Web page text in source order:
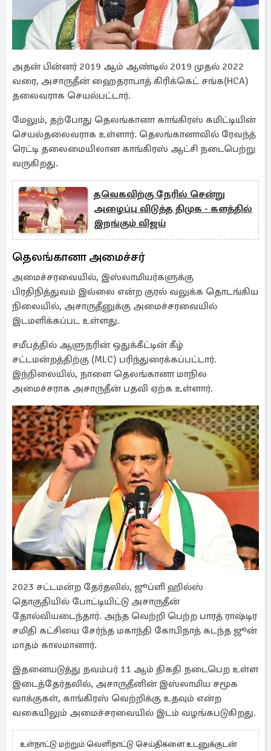
அதன் பின்னர் 2019 ஆம் ஆண்டில் 2019 முதல் 2022
வரை, அசாருதீன் ஹைதராபாத் கிரிக்கெட் சங்க(HCA)
தலைவராக செயல்பட்டார்.
மேலும், தற்போது தெலங்கானா காங்கிரஸ் கமிட்டியின்
செயல்தலைவராக உள்ளார். தெலங்கானாவில் ரேவந்த்
ரெட்டி தலைமையிலான காங்கிரஸ் ஆட்சி நடைபெற்று
வருகிறது.
தவெகவிற்கு நேரில் சென்று
அழைப்பு விடுத்த திமுக - களத்தில்
இறங்கும் விஜய்
தெலங்கானா அமைச்சர்
அமைச்சரவையில், இஸ்லாமியர்களுக்கு
பிரதிநித்துவம் இல்லை என்ற குரல் வலுக்க தொடங்கிய
நிலையில், அசாருதீனுக்கு அமைச்சரவையில்
இடமளிக்கப்பட உள்ளது.
சமீபத்தில் ஆளுநரின் ஒதுக்கீட்டின் கீழ்
சட்டமன்றத்திற்கு (MLC) பரிந்துரைக்கப்பட்டார்.
இந்நிலையில், நாளை தெலங்கானா மாநில
அமைச்சராக அசாருதீன் பதவி ஏற்க உள்ளார்.
2023 சட்டமன்ற தேர்தலில், ஜூப்ளி ஹில்ஸ்
தொகுதியில் போட்டியிட்டு அசாருதீன்
தோல்வியடைந்தார். அந்த வெற்றி பெற்ற பாரத் ராஷ்டிர
சமிதி கட்சியை சேர்ந்த மகாந்தி கோபிநாத் கடந்த ஜூன்
மாதம் காலமானார்.
இதனையடுத்து நவம்பர் 11 ஆம் திகதி நடைபெற உள்ள
இடைத்தேர்தலில், அசாருதீனின் இஸ்லாமிய சமூக
வாக்குகள், காங்கிரஸ் வெற்றிக்கு உதவும் என்ற
வகையிலும் அமைச்சரவையில் இடம் வழங்கபடுகிறது.
உள்நாட்டு மற்றும் வெளிநாட்டு செய்திகளை உடனுக்குடன்